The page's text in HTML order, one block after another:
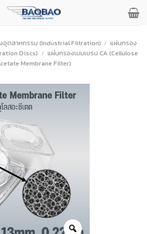
อุตสาหกรรม (Industrial Filtration) / แผ่นกรอง
Discs) / แผ่นกรองเมมเบรน CA (Cellulose
Membrane Filter)